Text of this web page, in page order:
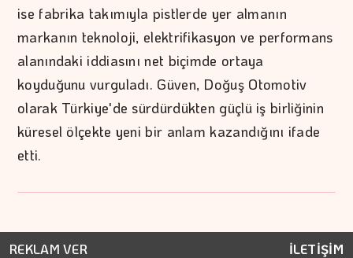
ise fabrika takımıyla pistlerde yer almanın
markanın teknoloji, elektrifikasyon ve performans
alanındaki iddiasını net biçimde ortaya
koyduğunu vurguladı. Güven, Doğuş Otomotiv
olarak Türkiye'de sürdürdükten güçlü iş birliğinin
küresel ölçekte yeni bir anlam kazandığını ifade
etti.
REKLAM VER İLETİŞİM